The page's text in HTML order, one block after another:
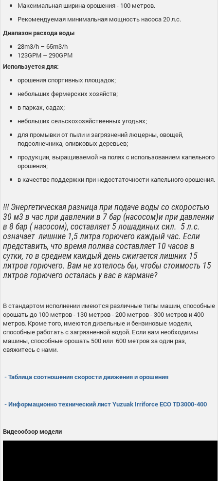
Максимальная ширина орошения - 100 метров.
Рекомендуемая минимальная мощность насоса 20 л.с.
Диапазон расхода воды
28m3/h – 65m3/h
123GPM – 290GPM
Используется для:
орошения спортивных площадок;
небольших фермерских хозяйств;
в парках, садах;
небольших сельскохозяйственных угодьях;
для промывки от пыли и загрязнений люцерны, овощей,
подсолнечника, оливковых деревьев;
продукции, выращиваемой на полях с использованием капельного
орошения;
в качестве поддержки при недостаточности капельного орошения.
!!! Энергетическая разница при подаче воды со скоростью
30 м3 в час при давлении в 7 бар (насосом)и при давлении
в 8 бар ( насосом), составляет 5 лошадиных сил. 5 л.с.
означает лишние 1,5 литра горючего каждый час. Если
представить, что время полива составляет 10 часов в
сутки, то в среднем каждый день сжигается лишних 15
литров горючего. Вам не хотелось бы, чтобы стоимость 15
литров горючего осталась у вас в кармане?
В стандартом исполнении имеются различные типы машин, способные
орошать до 100 метров - 130 метров - 200 метров - 300 метров и 400
метров. Кроме того, имеются дизельные и бензиновые модели,
способные работать с загрязненной водой. Если вам необходимы
машины, способные орошать 500 или 600 метров за один раз,
свяжитесь с нами.
- Таблица соотношения скорости движения и орошения
- Информационно технический лист Yuzuak IrriforceECO TD3000-400
Видеообзор модели